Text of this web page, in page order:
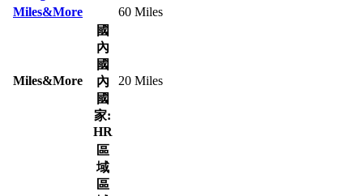
Miles&More
60 Miles
Miles&More
國
內
國
內
國
家:
HR
20 Miles
區
域
區